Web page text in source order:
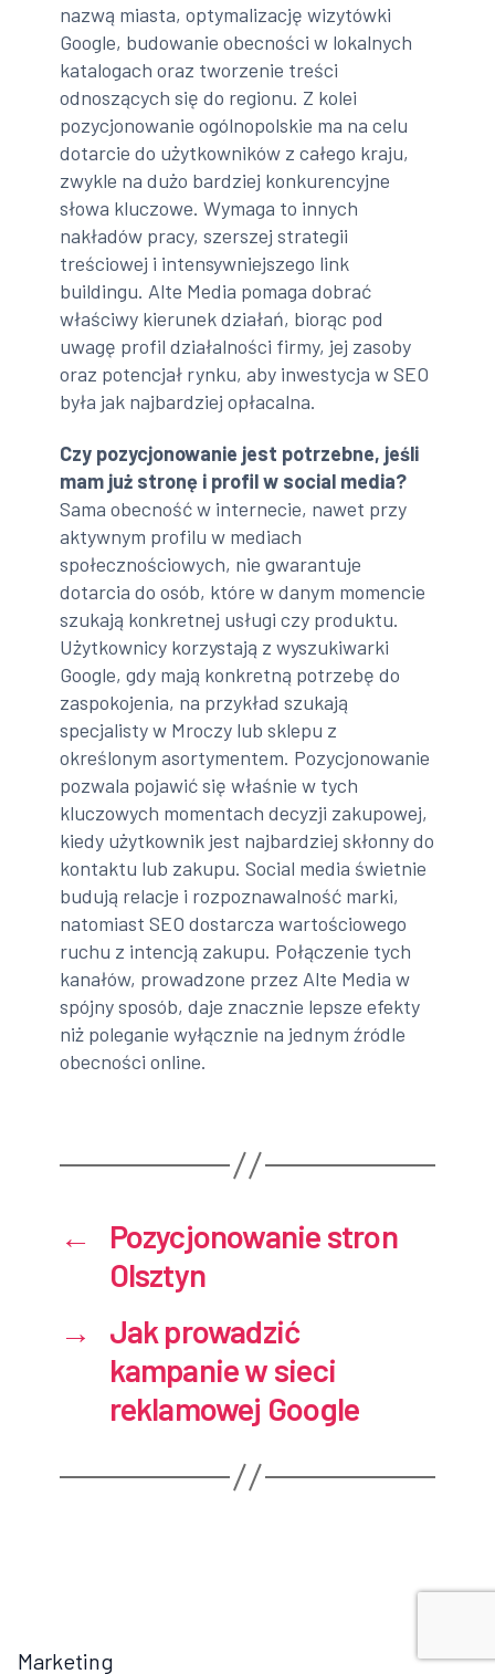
nazwą miasta, optymalizację wizytówki
Google, budowanie obecności w lokalnych
katalogach oraz tworzenie treści
odnoszących się do regionu. Z kolei
pozycjonowanie ogólnopolskie ma na celu
dotarcie do użytkowników z całego kraju,
zwykle na dużo bardziej konkurencyjne
słowa kluczowe. Wymaga to innych
nakładów pracy, szerszej strategii
treściowej i intensywniejszego link
buildingu. Alte Media pomaga dobrać
właściwy kierunek działań, biorąc pod
uwagę profil działalności firmy, jej zasoby
oraz potencjał rynku, aby inwestycja w SEO
była jak najbardziej opłacalna.
Czy pozycjonowanie jest potrzebne, jeśli
mam już stronę i profil w social media?
Sama obecność w internecie, nawet przy
aktywnym profilu w mediach
społecznościowych, nie gwarantuje
dotarcia do osób, które w danym momencie
szukają konkretnej usługi czy produktu.
Użytkownicy korzystają z wyszukiwarki
Google, gdy mają konkretną potrzebę do
zaspokojenia, na przykład szukają
specjalisty w Mroczy lub sklepu z
określonym asortymentem. Pozycjonowanie
pozwala pojawić się właśnie w tych
kluczowych momentach decyzji zakupowej,
kiedy użytkownik jest najbardziej skłonny do
kontaktu lub zakupu. Social media świetnie
budują relacje i rozpoznawalność marki,
natomiast SEO dostarcza wartościowego
ruchu z intencją zakupu. Połączenie tych
kanałów, prowadzone przez Alte Media w
spójny sposób, daje znacznie lepsze efekty
niż poleganie wyłącznie na jednym źródle
obecności online.
←
Pozycjonowanie stron
Olsztyn
→
Jak prowadzić
kampanie w sieci
reklamowej Google
Marketing